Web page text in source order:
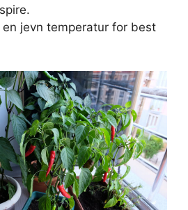
jevn temperatur for best